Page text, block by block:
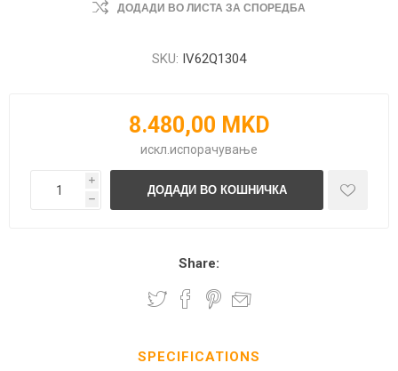
ДОДАДИ ВО ЛИСТА ЗА СПОРЕДБА
SKU: IV62Q1304
8.480,00 MKD
искл. испорачување
i
h
Share:
SPECIFICATIONS